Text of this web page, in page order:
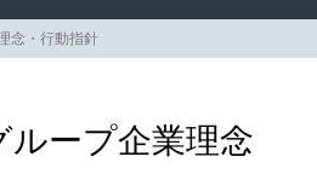
念・行動指針
ループ企業理念